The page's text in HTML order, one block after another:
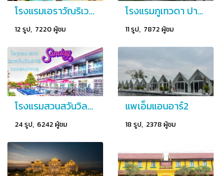
โรงแรมเอราวัณริเวอร์ไชด์
12 รูป, 7220 ผู้ชม
โรงแรมภูเทวดา ปากซอง
11 รูป, 7872 ผู้ชม
โรงแรมสวนสวันวิลล่ารีสอร์ท&สปา
24 รูป, 6242 ผู้ชม
แพเอ็มแอนอาร์2
18 รูป, 2378 ผู้ชม